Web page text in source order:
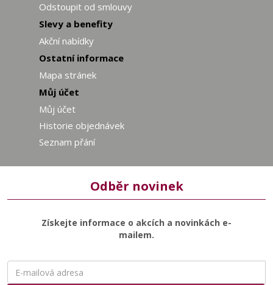
Odstoupit od smlouvy
Slevy a benefity
Akční nabídky
Ostatní informace
Mapa stránek
Můj účet
Můj účet
Historie objednávek
Seznam přání
Odběr novinek
Získejte informace o akcích a novinkách e-
mailem.